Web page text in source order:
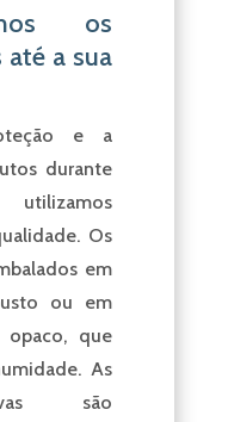
os
a sua
e a
durante
Os
em
ou em
opaco, que
As
são